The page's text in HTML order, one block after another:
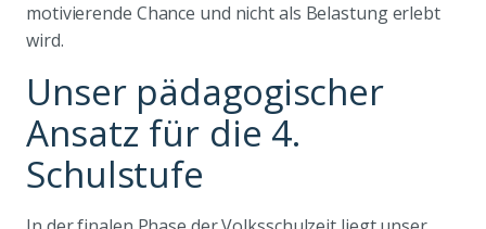
motivierende Chance und nicht als Belastung erlebt
wird.
Unser pädagogischer
Ansatz für die 4.
Schulstufe